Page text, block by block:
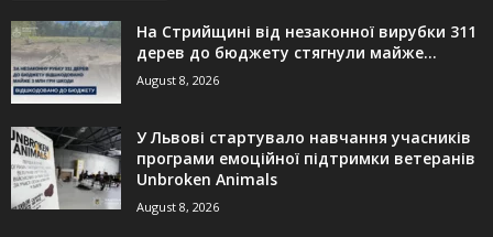
На Стрийщині від незаконної вирубки 311
дерев до бюджету стягнули майже...
August 8, 2026
У Львові стартувало навчання учасників
програми емоційної підтримки ветеранів
Unbroken Animals
August 8, 2026